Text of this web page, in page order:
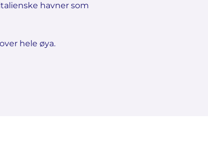
havner som
hele øya.